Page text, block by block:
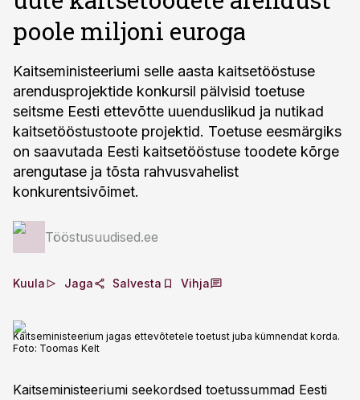
poole miljoni euroga
Kaitseministeeriumi selle aasta kaitsetööstuse
arendusprojektide konkursil pälvisid toetuse
seitsme Eesti ettevõtte uuenduslikud ja nutikad
kaitsetööstustoote projektid. Toetuse eesmärgiks
on saavutada Eesti kaitsetööstuse toodete kõrge
arengutase ja tõsta rahvusvahelist
konkurentsivõimet.
Tööstusuudised.ee
Kuula Jaga Salvesta Vihja
Kaitseministeerium jagas ettevõtetele toetust juba kümnendat korda.
Foto: Toomas Kelt
Kaitseministeeriumi seekordsed toetussummad Eesti